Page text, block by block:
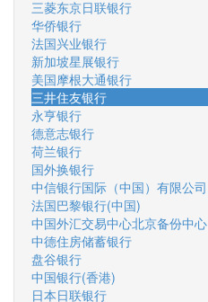
三菱东京日联银行
华侨银行
法国兴业银行
新加坡星展银行
美国摩根大通银行
三井住友银行
永亨银行
德意志银行
荷兰银行
国外换银行
中信银行国际（中国）有限公司
法国巴黎银行(中国)
中国外汇交易中心北京备份中心
中德住房储蓄银行
盘谷银行
中国银行(香港)
日本日联银行